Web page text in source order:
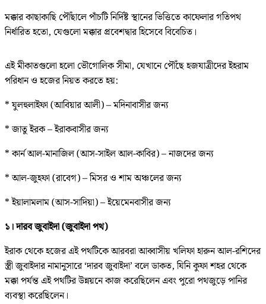
মক্কার কাছাকাছি পৌঁছালে পাঁচটি নির্দিষ্ট স্থানের ভিত্তিতে কাফেলার গতিপথ
নির্ধারিত হতো, যেগুলো মক্কার প্রবেশদ্বার হিসেবে বিবেচিত।
এই মীকাতগুলো হলো ভৌগোলিক সীমা, যেখানে পৌঁছে হজযাত্রীদের ইহরাম
পরিধান ও হজের নিয়ত করতে হয়:
* যুলহুলাইফা (আবিয়ার আলী) – মদিনাবাসীর জন্য
* জাতু ইরক – ইরাকবাসীর জন্য
* কার্ন আল-মানাজিল (আস-সাইল আল-কাবির) – নাজদের জন্য
* আল-জুহফা (রাবেগ) – মিসর ও শাম অঞ্চলের জন্য
* ইয়ালামলাম (আস-সাদিয়া) – ইয়েমেনবাসীর জন্য
১। দারব জুবাইদা (জুবাইদা পথ)
ইরাক থেকে হজের এই পথটিকে আরবরা আব্বাসীয় খলিফা হারুন আল-রশিদের
স্ত্রী জুবাইদার নামানুসারে ‘দারব জুবাইদা’ বলে ডাকত, যিনি কুফা শহর থেকে
মক্কা পর্যন্ত এই পথটির উন্নয়নে কাজ করেছিলেন এবং পুরো পথজুড়ে পানির
ব্যবস্থা করেছিলেন।